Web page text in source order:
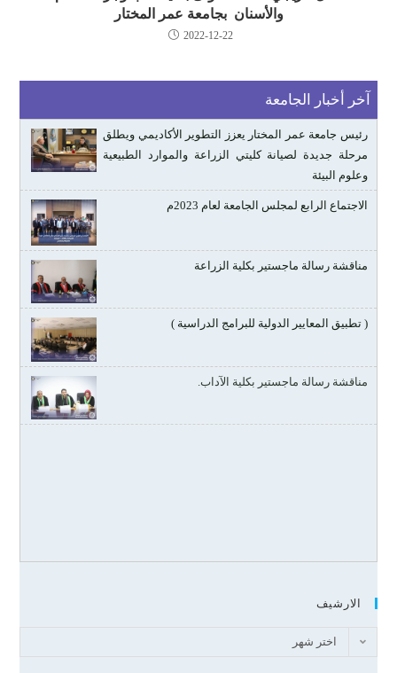
والأسنان بجامعة عمر المختار
2022-12-22
آخر أخبار الجامعة
رئيس جامعة عمر المختار يعزز التطوير الأكاديمي ويطلق
مرحلة جديدة لصيانة كليتي الزراعة والموارد الطبيعية
وعلوم البيئة
الاجتماع الرابع لمجلس الجامعة لعام 2023م
مناقشة رسالة ماجستير بكلية الزراعة
( تطبيق المعايير الدولية للبرامج الدراسية )
مناقشة رسالة ماجستير بكلية الآداب.
الارشيف
اختر شهر